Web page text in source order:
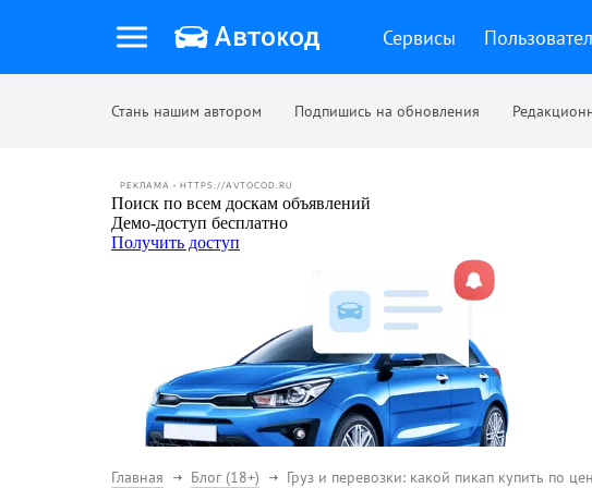
Сервисы
Стань нашим автором Подпишись на обновления
РЕКЛАМА • HTTPS://AVTOCOD.RU
Главная Блог (18+) Груз и перевозки: какой пикап купить по